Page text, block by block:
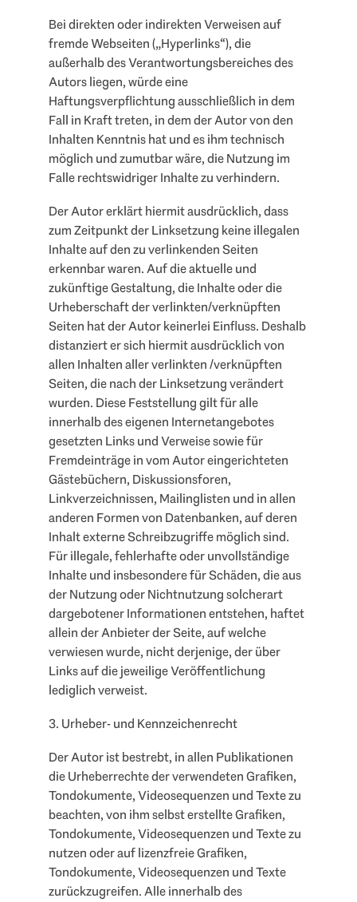
Bei direkten oder indirekten Verweisen auf
fremde Webseiten („Hyperlinks“), die
außerhalb des Verantwortungsbereiches des
Autors liegen, würde eine
Haftungsverpflichtung ausschließlich in dem
Fall in Kraft treten, in dem der Autor von den
Inhalten Kenntnis hat und es ihm technisch
möglich und zumutbar wäre, die Nutzung im
Falle rechtswidriger Inhalte zu verhindern.
Der Autor erklärt hiermit ausdrücklich, dass
zum Zeitpunkt der Linksetzung keine illegalen
Inhalte auf den zu verlinkenden Seiten
erkennbar waren. Auf die aktuelle und
zukünftige Gestaltung, die Inhalte oder die
Urheberschaft der verlinkten/verknüpften
Seiten hat der Autor keinerlei Einfluss. Deshalb
distanziert er sich hiermit ausdrücklich von
allen Inhalten aller verlinkten /verknüpften
Seiten, die nach der Linksetzung verändert
wurden. Diese Feststellung gilt für alle
innerhalb des eigenen Internetangebotes
gesetzten Links und Verweise sowie für
Fremdeinträge in vom Autor eingerichteten
Gästebüchern, Diskussionsforen,
Linkverzeichnissen, Mailinglisten und in allen
anderen Formen von Datenbanken, auf deren
Inhalt externe Schreibzugriffe möglich sind.
Für illegale, fehlerhafte oder unvollständige
Inhalte und insbesondere für Schäden, die aus
der Nutzung oder Nichtnutzung solcherart
dargebotener Informationen entstehen, haftet
allein der Anbieter der Seite, auf welche
verwiesen wurde, nicht derjenige, der über
Links auf die jeweilige Veröffentlichung
lediglich verweist.
3. Urheber- und Kennzeichenrecht
Der Autor ist bestrebt, in allen Publikationen
die Urheberrechte der verwendeten Grafiken,
Tondokumente, Videosequenzen und Texte zu
beachten, von ihm selbst erstellte Grafiken,
Tondokumente, Videosequenzen und Texte zu
nutzen oder auf lizenzfreie Grafiken,
Tondokumente, Videosequenzen und Texte
zurückzugreifen. Alle innerhalb des